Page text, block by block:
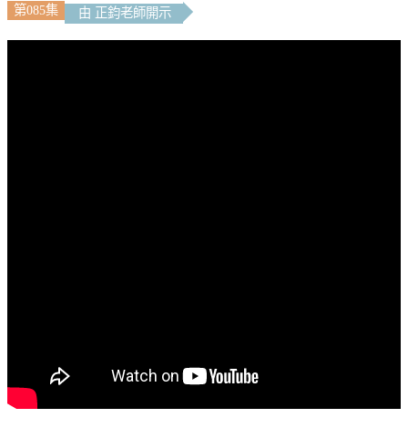
第085集 由 正鈞老師開示
第二天——三十三天，讓他看見有五百天女，等著他命終
之後往生過來作為她們的夫主。